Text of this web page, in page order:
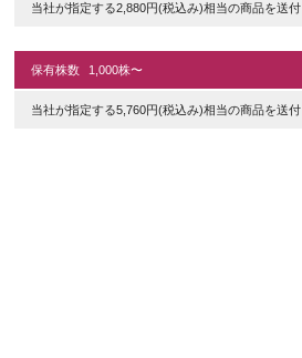
当社が指定する2,880円(税込み)相当の商品を送付
保有株数 1,000株〜
当社が指定する5,760円(税込み)相当の商品を送付